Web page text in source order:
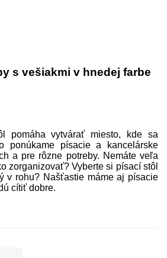
s vešiakmi v hnedej farbe
pomáha vytvárať miesto, kde sa
ponúkame písacie a kancelárske
a pre rôzne potreby. Nemáte veľa
zorganizovať? Vyberte si písací stôl
v rohu? Našťastie máme aj písacie
cítiť dobre.